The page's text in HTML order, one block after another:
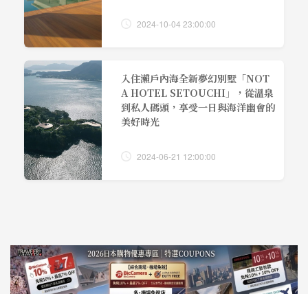
2024-10-04 23:00:00
入住瀨戶內海全新夢幻別墅「NOT
A HOTEL SETOUCHI」，從溫泉
到私人碼頭，享受一日與海洋幽會的
美好時光
2024-06-21 12:00:00